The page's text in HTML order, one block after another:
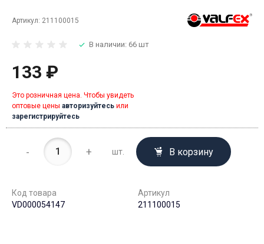
Артикул: 211100015
В наличии: 66 шт
133 ₽
Это розничная цена. Чтобы увидеть
оптовые цены авторизуйтесь или
зарегистрируйтесь
- + шт. В корзину
Код товара
VD000054147
Артикул
211100015